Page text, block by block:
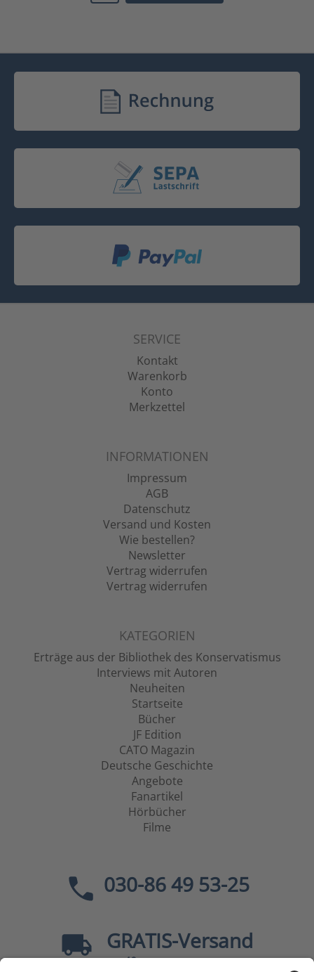
SERVICE
Kontakt
Warenkorb
Konto
Merkzettel
INFORMATIONEN
Impressum
AGB
Datenschutz
Versand und Kosten
Wie bestellen?
Newsletter
Vertrag widerrufen
Vertrag widerrufen
KATEGORIEN
Erträge aus der Bibliothek des Konservatismus
Interviews mit Autoren
Neuheiten
Startseite
Bücher
JF Edition
CATO Magazin
Deutsche Geschichte
Angebote
Fanartikel
Hörbücher
Filme
030-86 49 53-25
GRATIS-Versand
40